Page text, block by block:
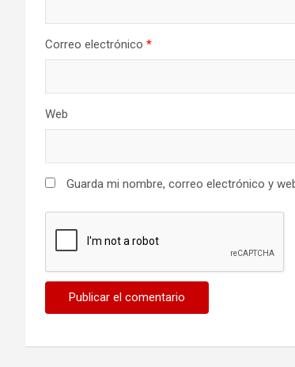
Correo electrónico *
Web
Guarda mi nombre, correo electrónico y